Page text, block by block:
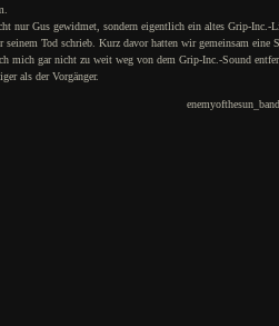
nur Gus gewidmet, sondern eigentlich ein altes Grip-
Tod schrieb. Kurz davor hatten wir gemeinsam
mich gar nicht zu weit weg von dem Grip-Inc.-Sound
als der Vorgänger.